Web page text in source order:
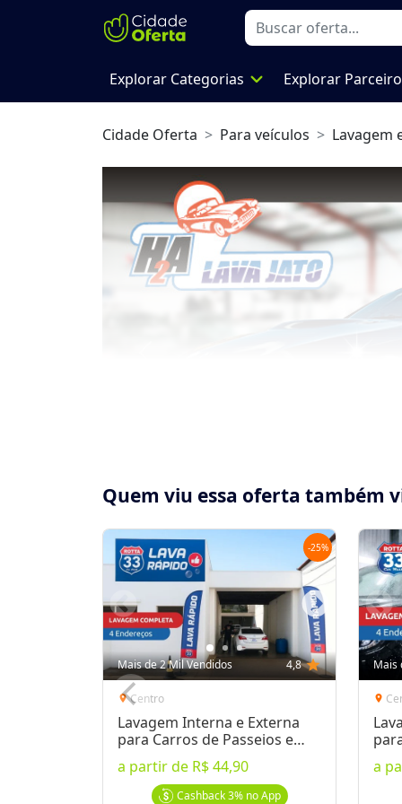
Explorar Categorias expand_more Explorar
Cidade Oferta Para veículos Lavagem
Compartilhe essa Oferta:
Receba as novidades do Cidade Oferta no seu
WhatsApp!
Destaques & Regras
Voucher Imediato: pode ser impresso
para liberação)
Quem viu essa oferta também
-25%
Mais de 2 Mil Vendidos 4,8 star
location_onCentro
Lavagem Interna e Externa
para Carros de Passeios e
a partir de R$ 44,90
Cashback3%no App
Mais
location_on
a